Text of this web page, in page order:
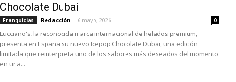
Chocolate Dubai
Franquicias Redacción - 6 mayo, 2026 0
Lucciano's, la reconocida marca internacional de helados premium,
presenta en España su nuevo Icepop Chocolate Dubai, una edición
limitada que reinterpreta uno de los sabores más deseados del momento
en una...